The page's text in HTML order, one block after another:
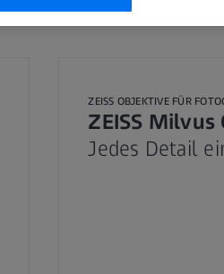
ZEISS OBJEKTIVE FÜR
ZEISS
Jedes Detail